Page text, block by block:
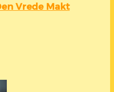
Vrede Makt